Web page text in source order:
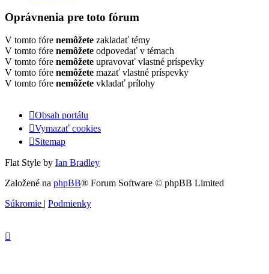
Oprávnenia pre toto fórum
V tomto fóre nemôžete zakladať témy
V tomto fóre nemôžete odpovedať v témach
V tomto fóre nemôžete upravovať vlastné príspevky
V tomto fóre nemôžete mazať vlastné príspevky
V tomto fóre nemôžete vkladať prílohy
Obsah portálu
Vymazať cookies
Sitemap
Flat Style by Ian Bradley
Založené na phpBB® Forum Software © phpBB Limited
Súkromie
Podmienky